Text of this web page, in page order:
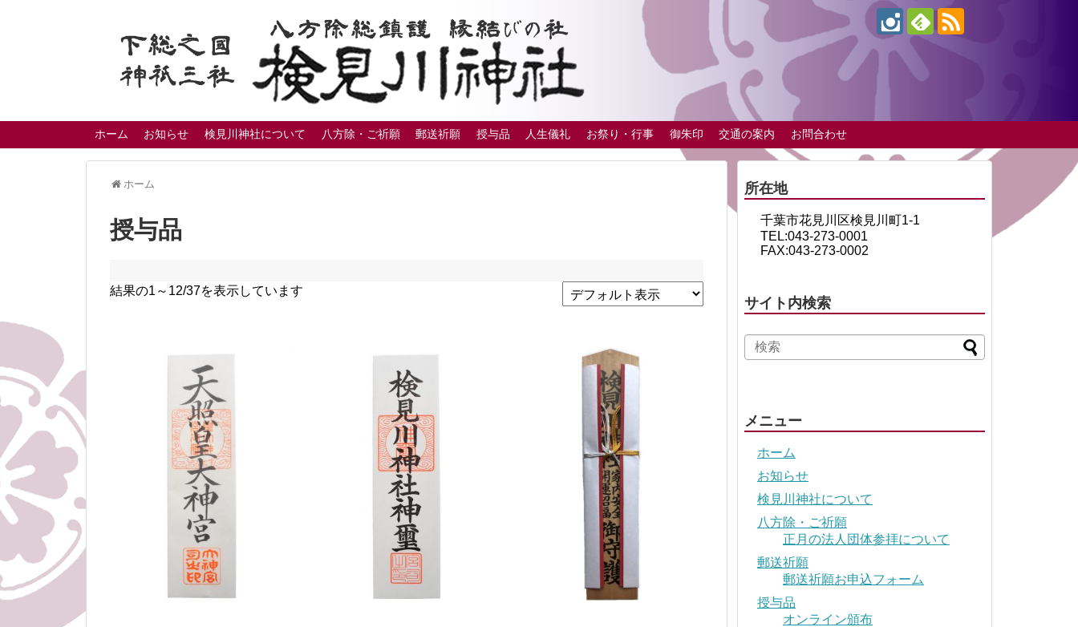
ホーム お知らせ 検見川神社について 八方除・ご祈願 郵送祈願 授与品 人生儀礼 お祭り・行事 御朱印 交通の案内 お問合わせ
ホーム
授与品
結果の1～12/37を表示しています
所在地
千葉市花見川区検見川町1-1
TEL:043-273-0001
FAX:043-273-0002
サイト内検索
メニュー
ホーム
お知らせ
検見川神社について
八方除・ご祈願
正月の法人団体参拝について
郵送祈願
郵送祈願お申込フォーム
授与品
オンライン頒布